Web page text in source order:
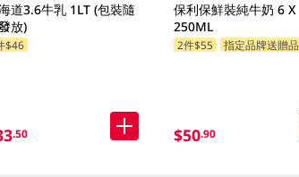
道3.6牛乳 1LT (包裝隨
放)
$46
.50
保利保鮮裝純牛奶 6 X
250ML
2件$55 指定品牌送贈品
$50.90